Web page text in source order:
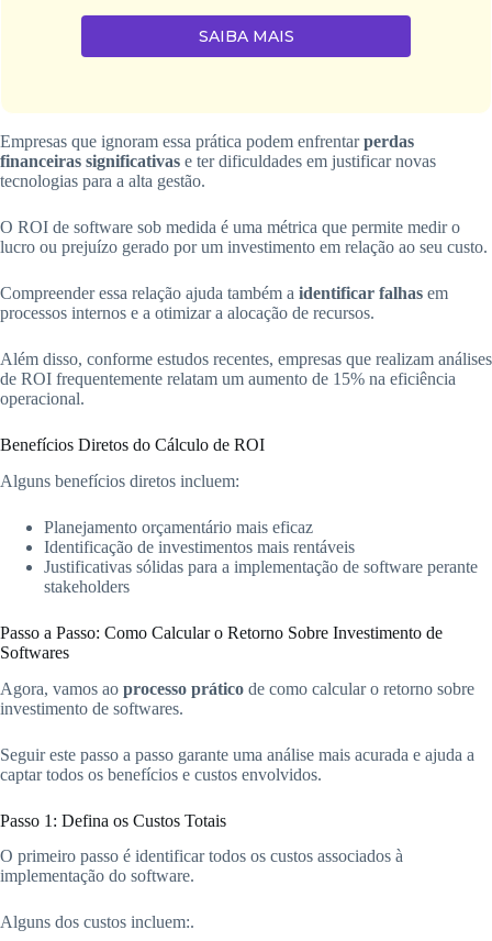
SAIBA MAIS
Empresas que ignoram essa prática podem enfrentarperdas
financeiras significativas e ter dificuldades em justificar novas
tecnologias para a alta gestão.
O ROI de software sob medida é uma métrica que permite medir o
lucro ou prejuízo gerado por um investimento em relação ao seu custo.
Compreender essa relação ajuda também a identificar falhas em
processos internos e a otimizar a alocação de recursos.
Além disso, conforme estudos recentes, empresas que realizam análises
de ROI frequentemente relatam um aumento de 15% na eficiência
operacional.
Benefícios Diretos do Cálculo de ROI
Alguns benefícios diretos incluem:
Planejamento orçamentário mais eficaz
Identificação de investimentos mais rentáveis
Justificativas sólidas para a implementação de software perante
stakeholders
Passo a Passo: Como Calcular o Retorno Sobre Investimento de
Softwares
Agora, vamos ao processo prático de como calcular o retorno sobre
investimento de softwares.
Seguir este passo a passo garante uma análise mais acurada e ajuda a
captar todos os benefícios e custos envolvidos.
Passo 1: Defina os Custos Totais
O primeiro passo é identificar todos os custos associados à
implementação do software.
Alguns dos custos incluem:.